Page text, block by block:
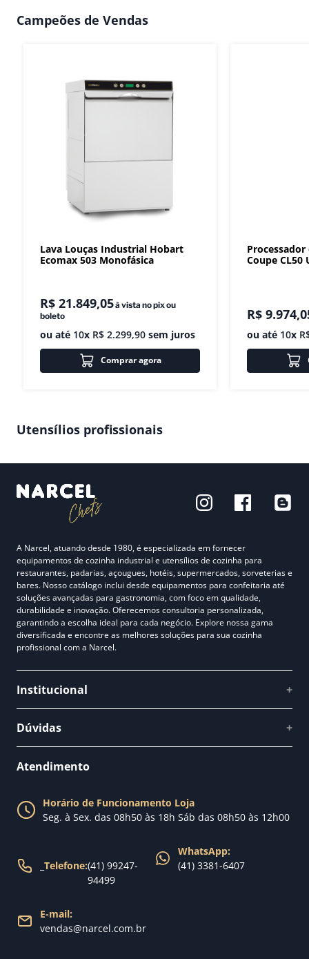
Campeões de Vendas
Lava Louças Industrial Hobart
Ecomax 503 Monofásica
R$ 21.849,05à vista no pix ou
boleto
ou até 10x R$ 2.299,90 sem juros
Comprar agora
Coupe CL50
R$ 9.974,
ou até 10x
Utensílios profissionais
A Narcel, atuando desde 1980, é especializada em fornecer
equipamentos de cozinha industrial e utensílios de cozinha para
restaurantes, padarias, açougues, hotéis, supermercados, sorveterias e
bares. Nosso catálogo inclui desde equipamentos para confeitaria até
soluções avançadas para gastronomia, com foco em qualidade,
durabilidade e inovação. Oferecemos consultoria personalizada,
garantindo a escolha ideal para cada negócio. Explore nossa gama
diversificada e encontre as melhores soluções para sua cozinha
profissional com a Narcel.
Institucional +
Fale conosco
Nossa loja
Dúvidas +
Política de Trocas
Política de Entrega
Atendimento
Horário de Funcionamento Loja
Seg. à Sex. das 08h50 às 18h Sáb das 08h50 às 12h00
Telefone:(41) 99247-
94499
WhatsApp:
(41) 3381-6407
E-mail:
vendas@narcel.com.br